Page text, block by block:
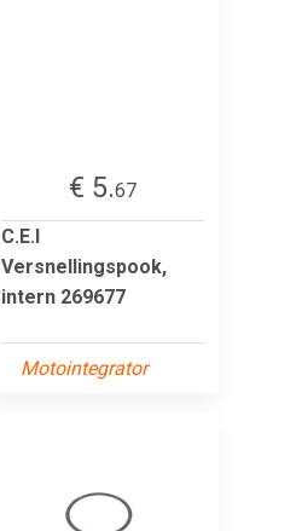
€ 5.67
C.E.I
Versnellingspook,
intern 269677
Motointegrator